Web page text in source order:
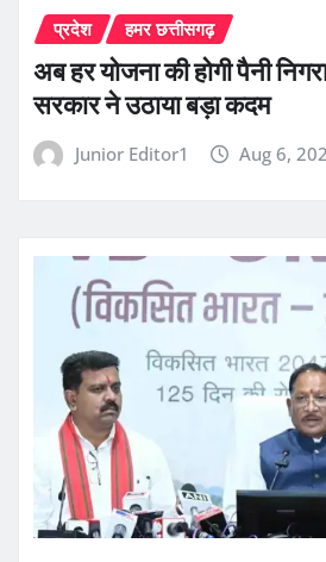
प्रदेश हमर छत्तीसगढ़
अब हर योजना की होगी पैनी
सरकार ने उठाया बड़ा कदम
Junior Editor1 Aug 6,